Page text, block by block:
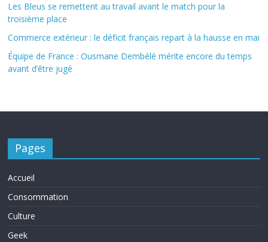
Les Bleus se remettent au travail avant le match pour la
troisième place
Commerce extérieur : le déficit français repart à la hausse en mai
Équipe de France : Ousmane Dembélé mérite encore du temps
avant d’être jugé
Pages
Accueil
Consommation
Culture
Geek